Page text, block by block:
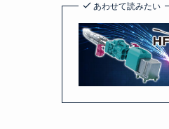
あわせて読みたい